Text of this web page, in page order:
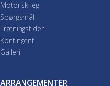
Motorisk leg
Spørgsmål
Træningstider
Kontingent
Galleri
ARRANGEMENTER